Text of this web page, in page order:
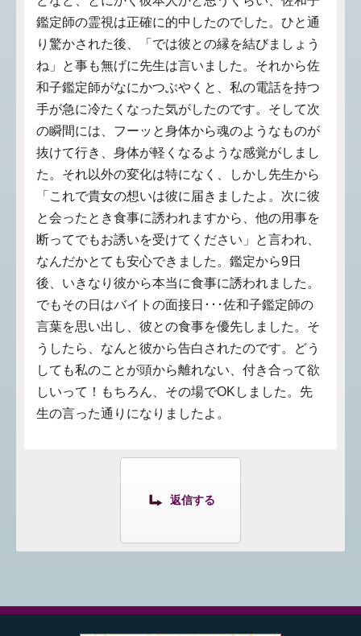
鑑定師の霊視は正確に的中したのでした。ひと通
り驚かされた後、「では彼との縁を結びましょう
ね」と事も無げに先生は言いました。それから佐
和子鑑定師がなにかつぶやくと、私の電話を持つ
手が急に冷たくなった気がしたのです。そして次
の瞬間には、フーッと身体から魂のようなものが
抜けて行き、身体が軽くなるような感覚がしまし
た。それ以外の変化は特になく、しかし先生から
「これで貴女の想いは彼に届きましたよ。次に彼
と会ったとき食事に誘われますから、他の用事を
断ってでもお誘いを受けてください」と言われ、
なんだかとても安心できました。鑑定から9日
後、いきなり彼から本当に食事に誘われました。
でもその日はバイトの面接日･･･佐和子鑑定師の
言葉を思い出し、彼との食事を優先しました。そ
うしたら、なんと彼から告白されたのです。どう
しても私のことが頭から離れない、付き合って欲
しいって！もちろん、その場でOKしました。先
生の言った通りになりましたよ。
返信する